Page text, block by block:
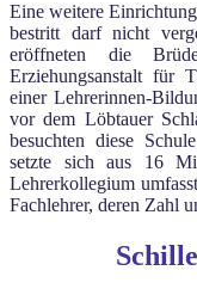
Eine weitere
bestritt darf nicht
eröffneten die
Erziehungsanstalt für
einer Lehrerinnen-
vor dem Löbtauer
besuchten diese
setzte sich aus 16
Lehrerkollegium
Fachlehrer, deren Zahl